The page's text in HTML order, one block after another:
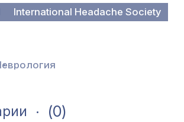
International Headache Society
(0)